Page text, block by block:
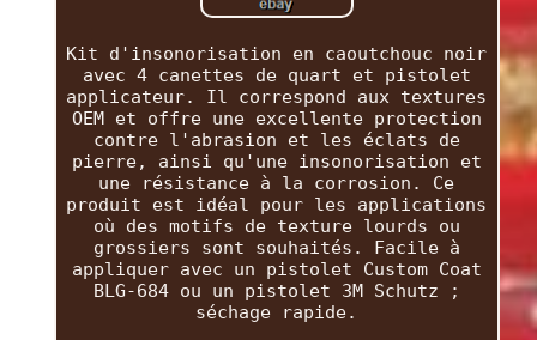
Kit d'insonorisation en caoutchouc noir
avec 4 canettes de quart et pistolet
applicateur. Il correspond aux textures
OEM et offre une excellente protection
contre l'abrasion et les éclats de
pierre, ainsi qu'une insonorisation et
une résistance à la corrosion. Ce
produit est idéal pour les applications
où des motifs de texture lourds ou
grossiers sont souhaités. Facile à
appliquer avec un pistolet Custom Coat
BLG-684 ou un pistolet 3M Schutz ;
séchage rapide.